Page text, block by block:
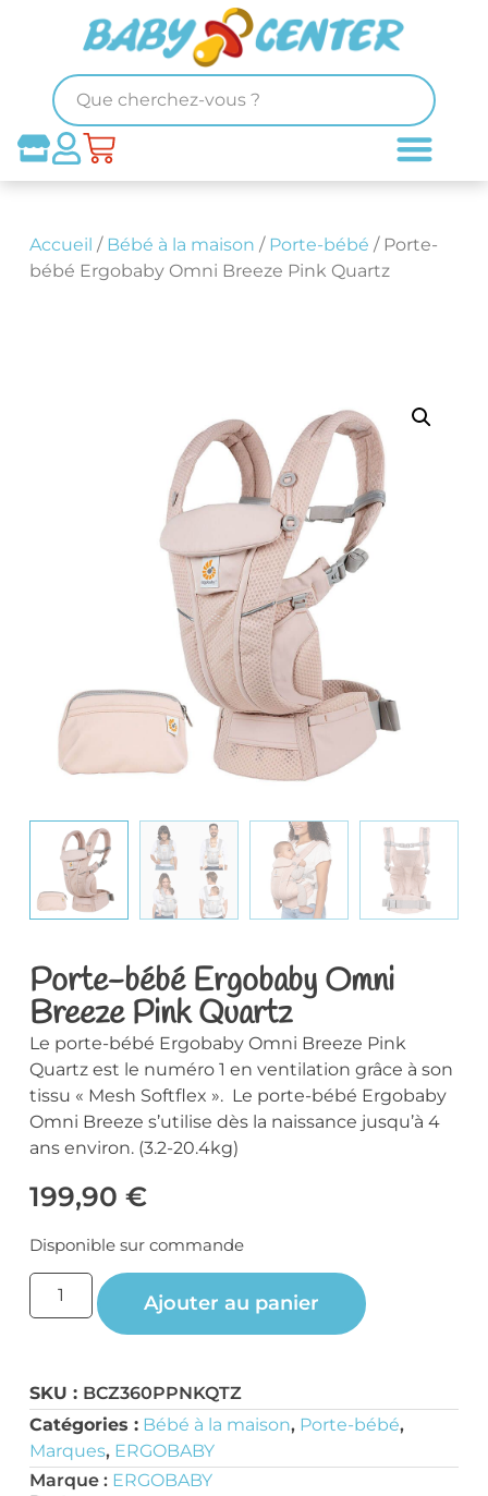
Accueil / Bébé à la maison / Porte-bébé / Porte-
bébé Ergobaby Omni Breeze Pink Quartz
Porte-bébé Ergobaby Omni
Breeze Pink Quartz
Le porte-bébé Ergobaby Omni Breeze Pink
Quartz est le numéro 1 en ventilation grâce à son
tissu « Mesh Softflex ». Le porte-bébé Ergobaby
Omni Breeze s’utilise dès la naissance jusqu’à 4
ans environ. (3.2-20.4kg)
199,90 €
Disponible sur commande
Ajouter au panier
SKU : BCZ360PPNKQTZ
Catégories : Bébé à la maison, Porte-bébé,
Marques, ERGOBABY
Marque : ERGOBABY